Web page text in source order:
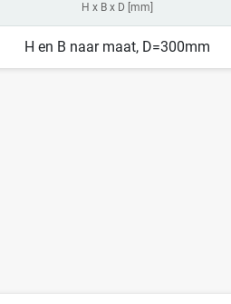
H x B x D [mm]
H en B naar maat, D=300mm